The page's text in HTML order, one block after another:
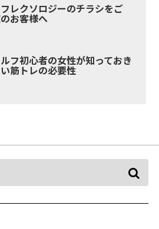
レクソロジーのチラシをご
お客様へ
フ初心者の女性が知っておき
筋トレの必要性